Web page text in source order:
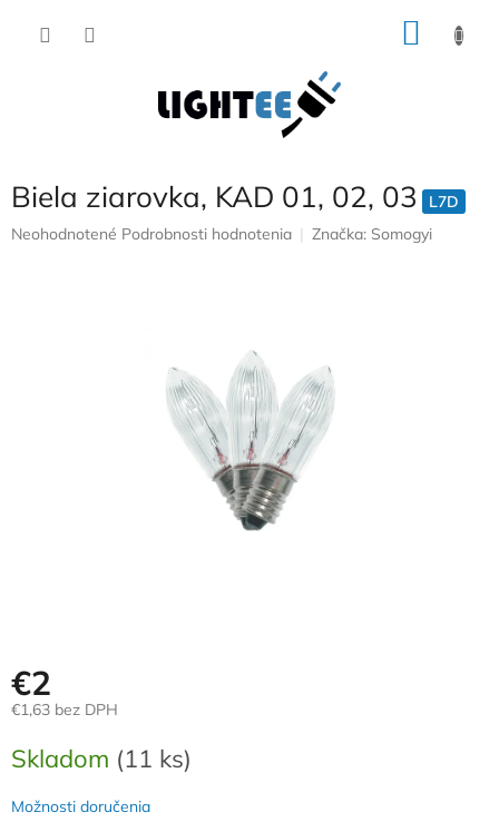
Biela ziarovka, KAD 01, 02, 03
L7D
Priemerné
Neohodnotené Podrobnosti hodnotenia Značka: Somogyi
€2
€1,63 bez DPH
cena:
Skladom (11 ks)
Možnosti doručenia